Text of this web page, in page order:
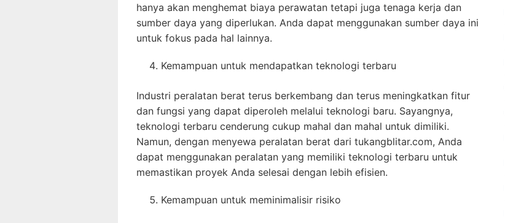
hanya akan menghemat biaya perawatan tetapi juga tenaga kerja dan
sumber daya yang diperlukan. Anda dapat menggunakan sumber daya ini
untuk fokus pada hal lainnya.
Kemampuan untuk mendapatkan teknologi terbaru
Industri peralatan berat terus berkembang dan terus meningkatkan fitur
dan fungsi yang dapat diperoleh melalui teknologi baru. Sayangnya,
teknologi terbaru cenderung cukup mahal dan mahal untuk dimiliki.
Namun, dengan menyewa peralatan berat dari tukangblitar.com, Anda
dapat menggunakan peralatan yang memiliki teknologi terbaru untuk
memastikan proyek Anda selesai dengan lebih efisien.
Kemampuan untuk meminimalisir risiko